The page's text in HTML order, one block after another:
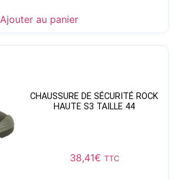
Ajouter au panier
CHAUSSURE DE SÉCURITÉ ROCK
HAUTE S3 TAILLE 44
38,41€ TTC